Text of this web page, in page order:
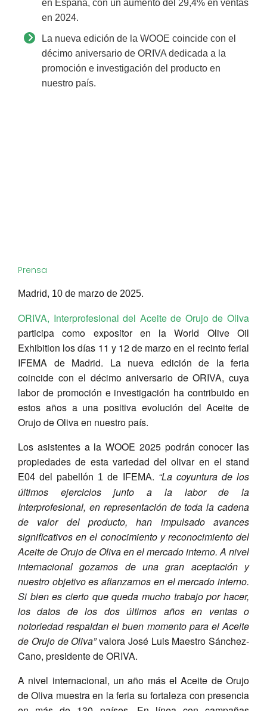
en España, con un aumento del 29,4% en ventas
en 2024.
La nueva edición de la WOOE coincide con el
décimo aniversario de ORIVA dedicada a la
promoción e investigación del producto en
nuestro país.
Prensa
Madrid, 10 de marzo de 2025.
ORIVA, Interprofesional del Aceite de Orujo de Oliva
participa como expositor en la World Olive Oil
Exhibition los días 11 y 12 de marzo en el recinto ferial
IFEMA de Madrid. La nueva edición de la feria
coincide con el décimo aniversario de ORIVA, cuya
labor de promoción e investigación ha contribuido en
estos años a una positiva evolución del Aceite de
Orujo de Oliva en nuestro país.
Los asistentes a la WOOE 2025 podrán conocer las
propiedades de esta variedad del olivar en el stand
E04 del pabellón 1 de IFEMA. “La coyuntura de los
últimos ejercicios junto a la labor de la
Interprofesional, en representación de toda la cadena
de valor del producto, han impulsado avances
significativos en el conocimiento y reconocimiento del
Aceite de Orujo de Oliva en el mercado interno. A nivel
internacional gozamos de una gran aceptación y
nuestro objetivo es afianzarnos en el mercado interno.
Si bien es cierto que queda mucho trabajo por hacer,
los datos de los dos últimos años en ventas o
notoriedad respaldan el buen momento para el Aceite
de Orujo de Oliva”valora José Luis Maestro Sánchez-
Cano, presidente de ORIVA.
A nivel internacional, un año más el Aceite de Orujo
de Oliva muestra en la feria su fortaleza con presencia